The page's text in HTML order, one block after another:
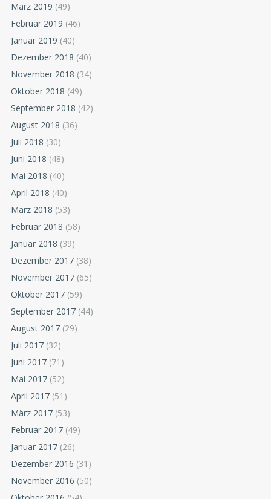
März 2019 (49)
Februar 2019 (46)
Januar 2019 (40)
Dezember 2018 (40)
November 2018 (34)
Oktober 2018 (49)
September 2018 (42)
August 2018 (36)
Juli 2018 (30)
Juni 2018 (48)
Mai 2018 (40)
April 2018 (40)
März 2018 (53)
Februar 2018 (58)
Januar 2018 (39)
Dezember 2017 (38)
November 2017 (65)
Oktober 2017 (59)
September 2017 (44)
August 2017 (29)
Juli 2017 (32)
Juni 2017 (71)
Mai 2017 (52)
April 2017 (51)
März 2017 (53)
Februar 2017 (49)
Januar 2017 (26)
Dezember 2016 (31)
November 2016 (50)